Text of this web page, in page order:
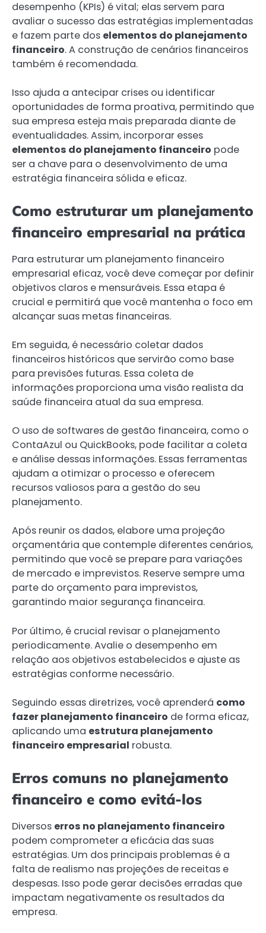
desempenho (KPIs) é vital; elas servem para
avaliar o sucesso das estratégias implementadas
e fazem parte dos elementos do planejamento
financeiro. A construção de cenários financeiros
também é recomendada.
Isso ajuda a antecipar crises ou identificar
oportunidades de forma proativa, permitindo que
sua empresa esteja mais preparada diante de
eventualidades. Assim, incorporar esses
elementos do planejamento financeiro pode
ser a chave para o desenvolvimento de uma
estratégia financeira sólida e eficaz.
Como estruturar um planejamento
financeiro empresarial na prática
Para estruturar um planejamento financeiro
empresarial eficaz, você deve começar por definir
objetivos claros e mensuráveis. Essa etapa é
crucial e permitirá que você mantenha o foco em
alcançar suas metas financeiras.
Em seguida, é necessário coletar dados
financeiros históricos que servirão como base
para previsões futuras. Essa coleta de
informações proporciona uma visão realista da
saúde financeira atual da sua empresa.
O uso de softwares de gestão financeira, como o
ContaAzul ou QuickBooks, pode facilitar a coleta
e análise dessas informações. Essas ferramentas
ajudam a otimizar o processo e oferecem
recursos valiosos para a gestão do seu
planejamento.
Após reunir os dados, elabore uma projeção
orçamentária que contemple diferentes cenários,
permitindo que você se prepare para variações
de mercado e imprevistos. Reserve sempre uma
parte do orçamento para imprevistos,
garantindo maior segurança financeira.
Por último, é crucial revisar o planejamento
periodicamente. Avalie o desempenho em
relação aos objetivos estabelecidos e ajuste as
estratégias conforme necessário.
Seguindo essas diretrizes, você aprenderá como
fazer planejamento financeiro de forma eficaz,
aplicando uma estrutura planejamento
financeiro empresarial robusta.
Erros comuns no planejamento
financeiro e como evitá-los
Diversos erros no planejamento financeiro
podem comprometer a eficácia das suas
estratégias. Um dos principais problemas é a
falta de realismo nas projeções de receitas e
despesas. Isso pode gerar decisões erradas que
impactam negativamente os resultados da
empresa.